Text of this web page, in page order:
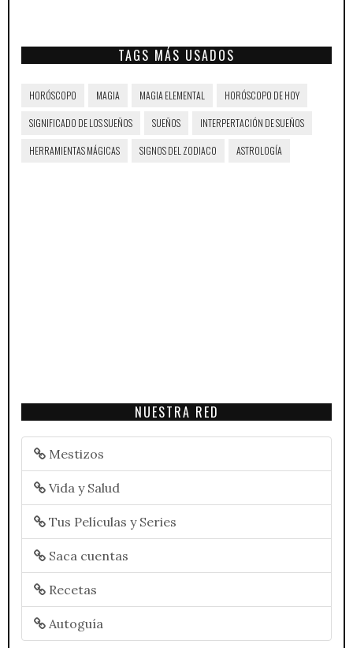
TAGS MÁS USADOS
HORÓSCOPO MAGIA MAGIA ELEMENTAL HORÓSCOPO DE HOY
SIGNIFICADO DE LOS SUEÑOS SUEÑOS INTERPERTACIÓN DE SUEÑOS
HERRAMIENTAS MÁGICAS SIGNOS DEL ZODIACO ASTROLOGÍA
NUESTRA RED
Mestizos
Vida y Salud
Tus Películas y Series
Saca cuentas
Recetas
Autoguía